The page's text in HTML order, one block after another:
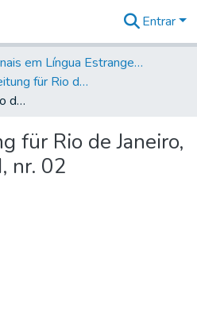
Coleções
na
Biblioteca
Entrar
Jornais em Língua Estrangeira
Deutsche Zeitung für Rio de Janeiro
Deutsche Zeitung für Rio de Janeiro, 1913, Jahrg. XVI, nr. 02
für Rio de Janeiro,
nr. 02